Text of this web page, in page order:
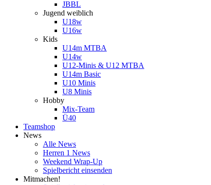
JBBL
Jugend weiblich
U18w
U16w
Kids
U14m MTBA
U14w
U12-Minis & U12 MTBA
U14m Basic
U10 Minis
U8 Minis
Hobby
Mix-Team
Ü40
Teamshop
News
Alle News
Herren 1 News
Weekend Wrap-Up
Spielbericht einsenden
Mitmachen!